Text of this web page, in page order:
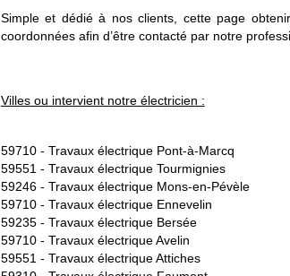
Simple et dédié à nos clients, cette page
coordonnées afin d’être contacté par notre
Villes ou intervient notre électricien :
59710 - Travaux électrique Pont-à-Marcq
59551 - Travaux électrique Tourmignies
59246 - Travaux électrique Mons-en-Pévèle
59710 - Travaux électrique Ennevelin
59235 - Travaux électrique Bersée
59710 - Travaux électrique Avelin
59551 - Travaux électrique Attiches